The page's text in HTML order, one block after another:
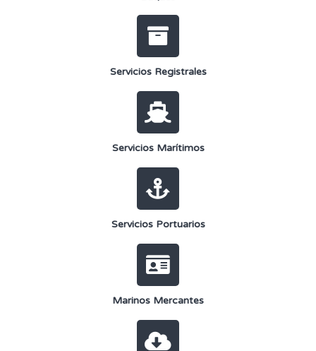
Servicios Registrales
Servicios Marítimos
Servicios Portuarios
Marinos Mercantes